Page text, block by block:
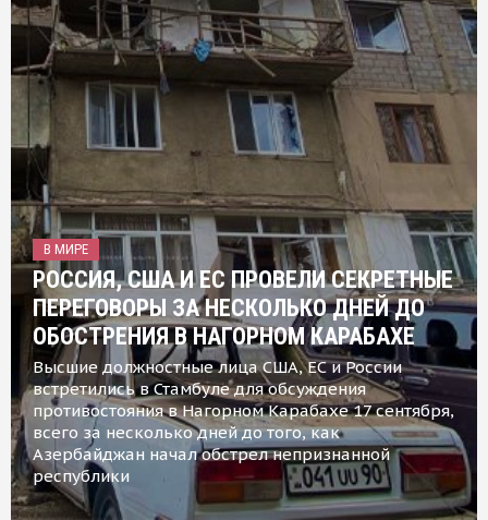
В МИРЕ
РОССИЯ, США И ЕС ПРОВЕЛИ СЕКРЕТНЫЕ
ПЕРЕГОВОРЫ ЗА НЕСКОЛЬКО ДНЕЙ ДО
ОБОСТРЕНИЯ В НАГОРНОМ КАРАБАХЕ
Высшие должностные лица США, ЕС и России
встретились в Стамбуле для обсуждения
противостояния в Нагорном Карабахе 17 сентября,
всего за несколько дней до того, как
Азербайджан начал обстрел непризнанной
республики